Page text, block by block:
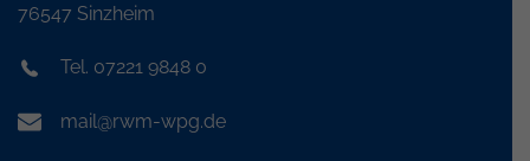
76547 Sinzheim
Tel. 07221 9848 0
mail@rwm-wpg.de